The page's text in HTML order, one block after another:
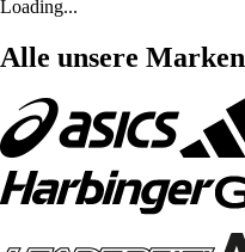
Loading...
Alle unsere Marken